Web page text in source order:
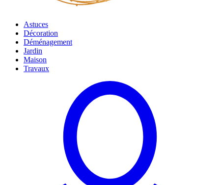
Astuces
Décoration
Déménagement
Jardin
Maison
Travaux